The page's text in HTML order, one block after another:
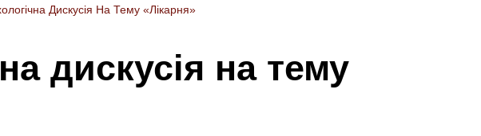
Дискусія На Тему «Лікарня»
дискусія на тему